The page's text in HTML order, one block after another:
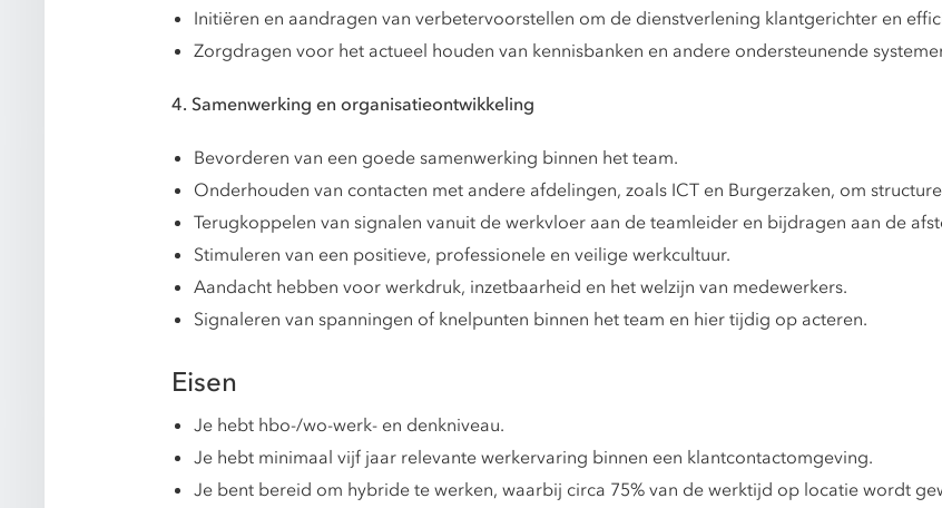
Initiëren en aandragen van verbetervoorstellen om de dienstverlening klantgerichter en
Zorgdragen voor het actueel houden van kennisbanken en andere ondersteunende
4. Samenwerking en organisatieontwikkeling
Bevorderen van een goede samenwerking binnen het team.
Onderhouden van contacten met andere afdelingen, zoals ICT en Burgerzaken, om
Terugkoppelen van signalen vanuit de werkvloer aan de teamleider en bijdragen aan de
Stimuleren van een positieve, professionele en veilige werkcultuur.
Aandacht hebben voor werkdruk, inzetbaarheid en het welzijn van medewerkers.
Signaleren van spanningen of knelpunten binnen het team en hier tijdig op acteren.
Eisen
Je hebt hbo-/wo-werk- en denkniveau.
Je hebt minimaal vijf jaar relevante werkervaring binnen een klantcontactomgeving.
Je bent bereid om hybride te werken, waarbij circa 75% van de werktijd op locatie wordt